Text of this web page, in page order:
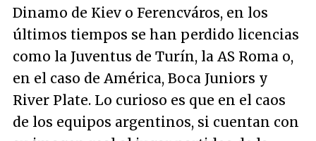
Dinamo de Kiev o Ferencváros, en los
últimos tiempos se han perdido licencias
como la Juventus de Turín, la AS Roma o,
en el caso de América, Boca Juniors y
River Plate. Lo curioso es que en el caos
de los equipos argentinos, si cuentan con